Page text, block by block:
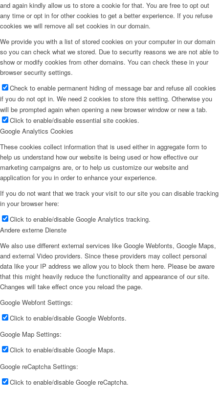
and again kindly allow us to store a cookie for that. You are free to opt out
any time or opt in for other cookies to get a better experience. If you refuse
cookies we will remove all set cookies in our domain.
We provide you with a list of stored cookies on your computer in our domain
so you can check what we stored. Due to security reasons we are not able to
show or modify cookies from other domains. You can check these in your
browser security settings.
Check to enable permanent hiding of message bar and refuse all cookies
if you do not opt in. We need 2 cookies to store this setting. Otherwise you
will be prompted again when opening a new browser window or new a tab.
Click to enable/disable essential site cookies.
Google Analytics Cookies
These cookies collect information that is used either in aggregate form to
help us understand how our website is being used or how effective our
marketing campaigns are, or to help us customize our website and
application for you in order to enhance your experience.
If you do not want that we track your visit to our site you can disable tracking
in your browser here:
Click to enable/disable Google Analytics tracking.
Andere externe Dienste
We also use different external services like Google Webfonts, Google Maps,
and external Video providers. Since these providers may collect personal
data like your IP address we allow you to block them here. Please be aware
that this might heavily reduce the functionality and appearance of our site.
Changes will take effect once you reload the page.
Google Webfont Settings:
Click to enable/disable Google Webfonts.
Google Map Settings:
Click to enable/disable Google Maps.
Google reCaptcha Settings:
Click to enable/disable Google reCaptcha.